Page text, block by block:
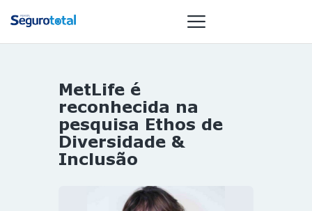
NOTÍCIAS
REVISTA
ESPECIAIS
GAIVOTA DE
ST SUMMIT
MetLife é
reconhecida na
pesquisa Ethos de
Diversidade &
Inclusão